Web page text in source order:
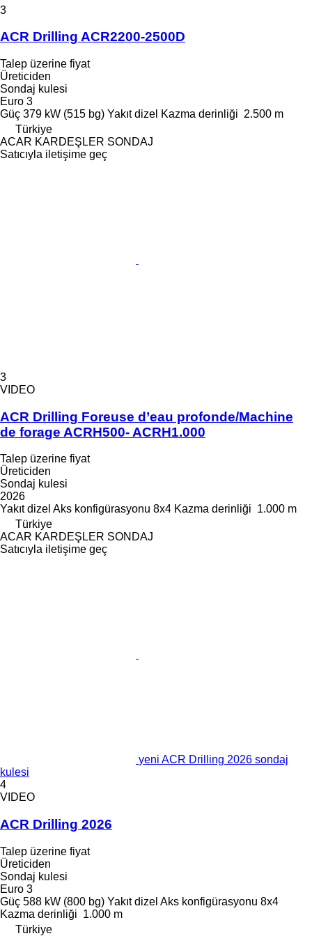
3
ACR Drilling ACR2200-2500D
Talep üzerine fiyat
Üreticiden
Sondaj kulesi
Euro 3
Güç 379 kW (515 bg) Yakıt dizel Kazma derinliği 2.500 m
Türkiye
ACAR KARDEŞLER SONDAJ
Satıcıyla iletişime geç
3
VIDEO
ACR Drilling Foreuse d’eau profonde/Machine
de forage ACRH500- ACRH1.000
Talep üzerine fiyat
Üreticiden
Sondaj kulesi
2026
Yakıt dizel Aks konfigürasyonu 8x4 Kazma derinliği 1.000 m
Türkiye
ACAR KARDEŞLER SONDAJ
Satıcıyla iletişime geç
yeni ACR Drilling 2026 sondaj
kulesi
4
VIDEO
ACR Drilling 2026
Talep üzerine fiyat
Üreticiden
Sondaj kulesi
Euro 3
Güç 588 kW (800 bg) Yakıt dizel Aks konfigürasyonu 8x4
Kazma derinliği 1.000 m
Türkiye